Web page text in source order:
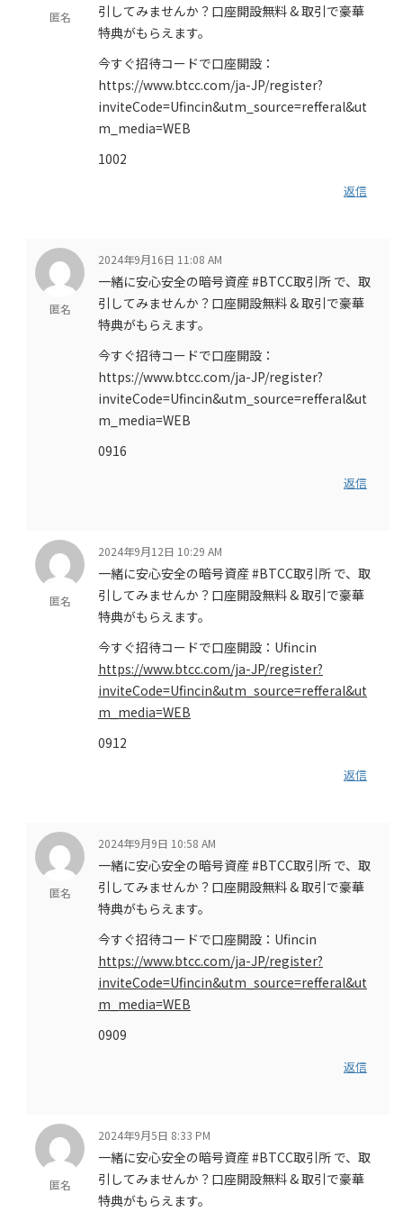
匿名
引してみませんか？口座開設無料 & 取引で豪華
特典がもらえます。
今すぐ招待コードで口座開設：
https://www.btcc.com/ja-JP/register?
inviteCode=Ufincin&utm_source=refferal&ut
m_media=WEB
1002
返信
匿名
2024年9月16日 11:08 AM
一緒に安心安全の暗号資産 #BTCC取引所 で、取
引してみませんか？口座開設無料 & 取引で豪華
特典がもらえます。
今すぐ招待コードで口座開設：
https://www.btcc.com/ja-JP/register?
inviteCode=Ufincin&utm_source=refferal&ut
m_media=WEB
0916
返信
匿名
2024年9月12日 10:29 AM
一緒に安心安全の暗号資産 #BTCC取引所 で、取
引してみませんか？口座開設無料 & 取引で豪華
特典がもらえます。
今すぐ招待コードで口座開設：Ufincin
https://www.btcc.com/ja-JP/register?
inviteCode=Ufincin&utm_source=refferal&ut
m_media=WEB
0912
返信
匿名
2024年9月9日 10:58 AM
一緒に安心安全の暗号資産 #BTCC取引所 で、取
引してみませんか？口座開設無料 & 取引で豪華
特典がもらえます。
今すぐ招待コードで口座開設：Ufincin
https://www.btcc.com/ja-JP/register?
inviteCode=Ufincin&utm_source=refferal&ut
m_media=WEB
0909
返信
匿名
2024年9月5日 8:33 PM
一緒に安心安全の暗号資産 #BTCC取引所 で、取
引してみませんか？口座開設無料 & 取引で豪華
特典がもらえます。